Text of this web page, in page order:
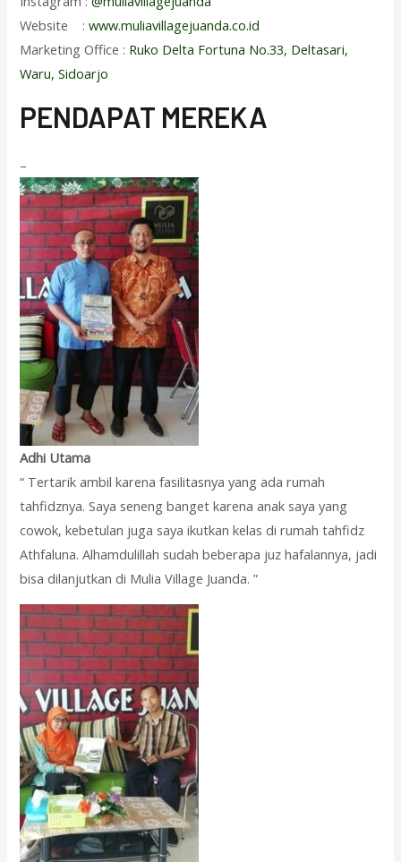
Website :www.muliavillagejuanda.co.id
Marketing Office : Ruko Delta Fortuna No.33, Deltasari,
Waru, Sidoarjo
PENDAPAT MEREKA
–
Adhi Utama
“ Tertarik ambil karena fasilitasnya yang ada rumah
tahfidznya. Saya seneng banget karena anak saya yang
cowok, kebetulan juga saya ikutkan kelas di rumah tahfidz
Athfaluna. Alhamdulillah sudah beberapa juz hafalannya, jadi
bisa dilanjutkan di Mulia Village Juanda. ”